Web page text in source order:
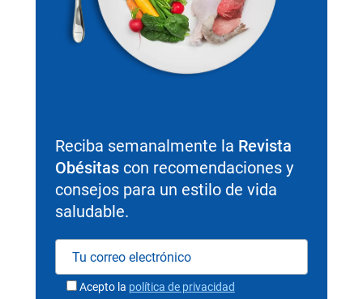
Reciba semanalmente la Revista
Obésitascon recomendaciones y
consejos para un estilo de vida
saludable.
Acepto la política de privacidad